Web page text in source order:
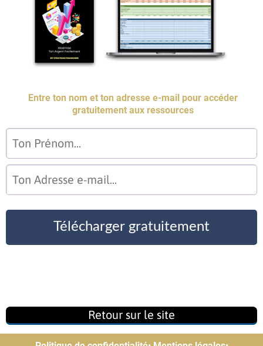
Entre ton nom et ton adresse e-mail pour accéder
gratuitement aux ressources
Télécharger gratuitement
Retour sur le site